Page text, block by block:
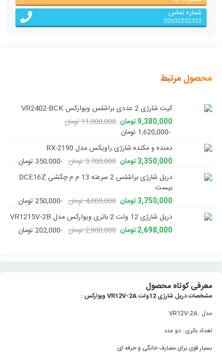
شماره تماس
02632252332
محصول مرتبط
کیت شارژی 2 عددی براشلس ویوارکس VR2402-BCK
9,380,000 تومان
11,000,000 تومان
-1,620,000 تومان
دمنده و مکنده شارژی راویکس مدل RX-2190
3,350,000 تومان
3,700,000 تومان
-350,000 تومان
دریل شارژی براشلس 2 سرعته 13 م م چکشی DCE16Z
بیست
3,750,000 تومان
4,000,000 تومان
-250,000 تومان
دریل شارژی 12 ولت 2 باتری ویوارکس مدل VR1215V-2B
2,698,000 تومان
2,900,000 تومان -202,000 تومان
معرفی کوتاه محصول
مشخصات دریل شارژی 12ولت VR12V-2A ویوارکس :
مدل : VR12V-2A
تعداد باتری : دو عدد
بسیار قوی برای مصارف خانگی و حرفه ای